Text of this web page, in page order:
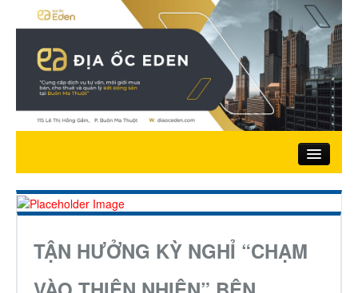
Trang chủ
Nhà đất bán
TẬN HƯỞNG KỲ NGHỈ “CHẠM